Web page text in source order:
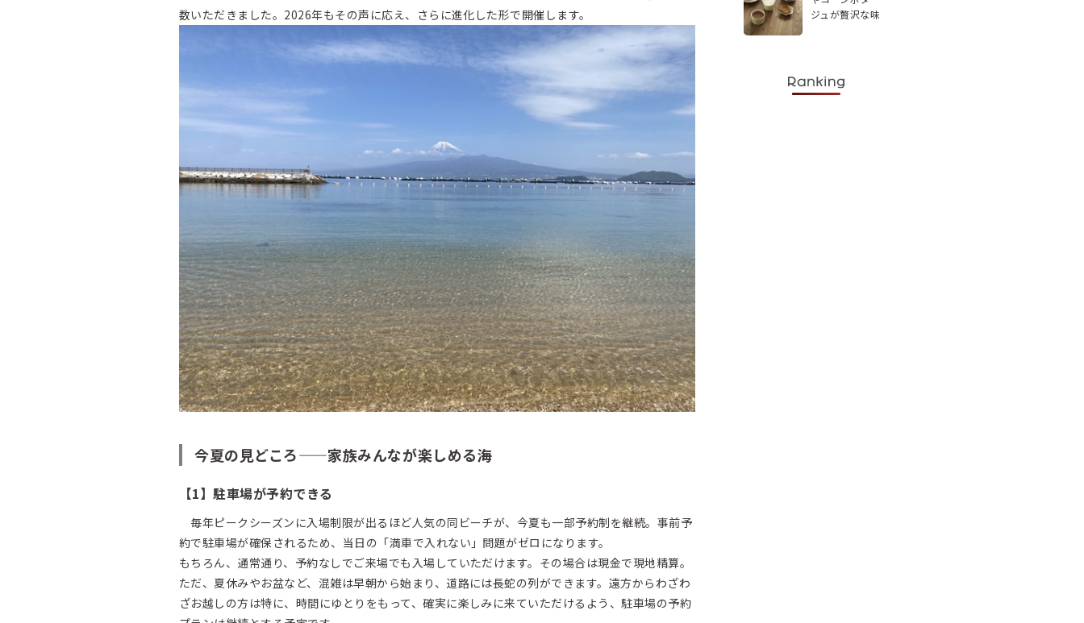
数いただきました。2026年もその声に応え、さらに進化した形で開催します。
今夏の見どころ——家族みんなが楽しめる海
【1】駐車場が予約できる
毎年ピークシーズンに入場制限が出るほど人気の同ビーチが、今夏も一部予約制を継続。事前予
約で駐車場が確保されるため、当日の「満車で入れない」問題がゼロになります。
もちろん、通常通り、予約なしでご来場でも入場していただけます。その場合は現金で現地精算。
ただ、夏休みやお盆など、混雑は早朝から始まり、道路には長蛇の列ができます。遠方からわざわ
ざお越しの方は特に、時間にゆとりをもって、確実に楽しみに来ていただけるよう、駐車場の予約
ジュが贅沢な味